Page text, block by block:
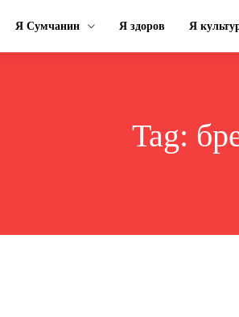
Я Сумчанин Я здоров Я
Tag: